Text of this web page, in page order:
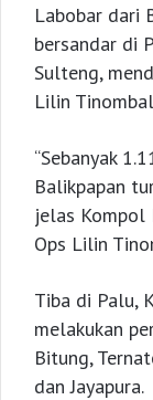
Labobar dari
bersandar di
Sulteng,
Lilin
“Sebanyak
Balikpapan
jelas Kompol
Ops Lilin
Tiba di Palu,
melakukan
Bitung,
dan Jayapura.